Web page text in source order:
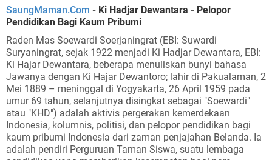
SaungMaman.Com - Ki Hadjar Dewantara - Pelopor
Pendidikan Bagi Kaum Pribumi
Raden Mas Soewardi Soerjaningrat (EBI: Suwardi
Suryaningrat, sejak 1922 menjadi Ki Hadjar Dewantara, EBI:
Ki Hajar Dewantara, beberapa menuliskan bunyi bahasa
Jawanya dengan Ki Hajar Dewantoro; lahir di Pakualaman, 2
Mei 1889 – meninggal di Yogyakarta, 26 April 1959 pada
umur 69 tahun, selanjutnya disingkat sebagai "Soewardi"
atau "KHD") adalah aktivis pergerakan kemerdekaan
Indonesia, kolumnis, politisi, dan pelopor pendidikan bagi
kaum pribumi Indonesia dari zaman penjajahan Belanda. Ia
adalah pendiri Perguruan Taman Siswa, suatu lembaga